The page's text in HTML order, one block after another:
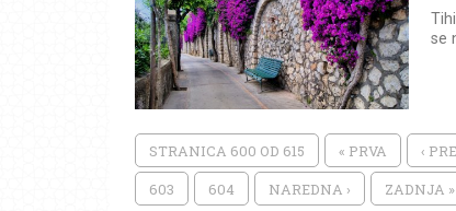
se
STRANICA 600 OD 615 « PRVA ‹
603 604 NAREDNA › ZADNJA »